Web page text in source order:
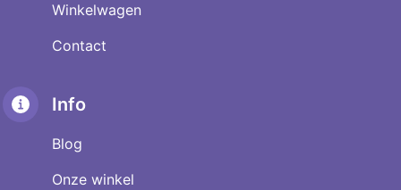
Winkelwagen
Contact
Info
Blog
Onze winkel